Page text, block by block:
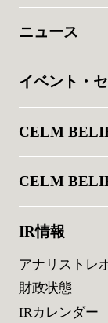
ニュース
イベント・
CELM
CELM
IR情報
アナリストレ
財政状態
IRカレンダー